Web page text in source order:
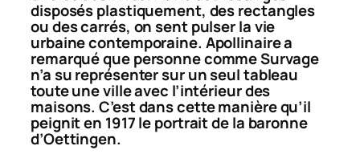
disposés plastiquement, des rectangles
ou des carrés, on sent pulser la vie
urbaine contemporaine. Apollinaire a
remarqué que personne comme Survage
n’a su représenter sur un seul tableau
toute une ville avec l’intérieur des
maisons. C’est dans cette manière qu’il
peignit en 1917 le portrait de la baronne
d’Oettingen.